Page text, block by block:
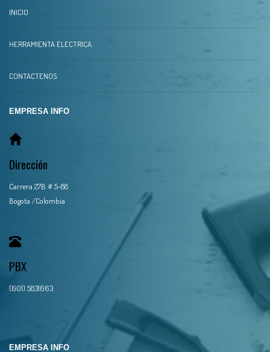
INICIO
HERRAMIENTA ELECTRICA
CONTACTENOS
EMPRESA INFO
Dirección
Carrera 27B # 5-88
Bogota /Colombia
PBX
(601) 5831663
EMPRESA INFO